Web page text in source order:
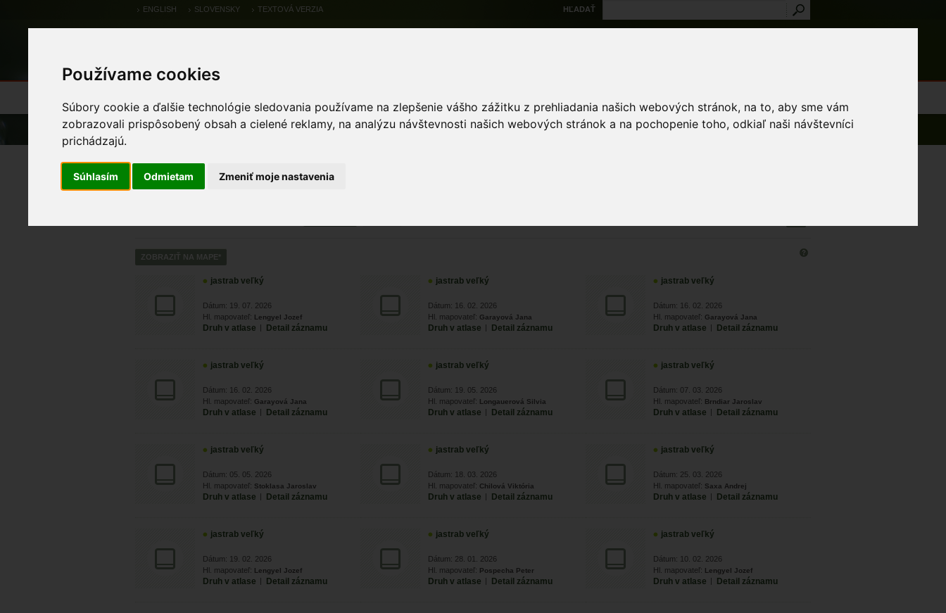
Používame cookies
Súbory cookie a ďalšie technológie sledovania používame na zlepšenie vášho zážitku z prehliadania našich webových stránok, na to, aby sme vám
zobrazovali prispôsobený obsah a cielené reklamy, na analýzu návštevnosti našich webových stránok a na pochopenie toho, odkiaľ naši návštevníci
prichádzajú.
Súhlasím Odmietam Zmeniť moje nastavenia
ENGLISH SLOVENSKY TEXTOVÁ VERZIA HĽADAŤ
Úvod Pozorovania a výskytové dáta Zoologické záznamy
Zoologické výskytové záznamy
jastrab veľký
Dátum: 19. 07. 2026
Hl. mapovateľ: Lengyel Jozef
Druh v atlase | Detail záznamu
jastrab veľký
Dátum: 16. 02. 2026
Hl. mapovateľ: Garayová Jana
Druh v atlase | Detail záznamu
jastrab veľký
Dátum: 16. 02. 2026
Hl. mapovateľ: Garayová Jana
Druh v atlase | Detail záznamu
jastrab veľký
Dátum: 16. 02. 2026
Hl. mapovateľ: Garayová Jana
Druh v atlase | Detail záznamu
jastrab veľký
Dátum: 19. 05. 2026
Hl. mapovateľ: Longauerová Silvia
Druh v atlase | Detail záznamu
jastrab veľký
Dátum: 07. 03. 2026
Hl. mapovateľ: Brndiar Jaroslav
Druh v atlase | Detail záznamu
jastrab veľký
Dátum: 05. 05. 2026
Hl. mapovateľ: Stoklasa Jaroslav
Druh v atlase | Detail záznamu
jastrab veľký
Dátum: 18. 03. 2026
Hl. mapovateľ: Chilová Viktória
Druh v atlase | Detail záznamu
jastrab veľký
Dátum: 25. 03. 2026
Hl. mapovateľ: Saxa Andrej
Druh v atlase | Detail záznamu
jastrab veľký
Dátum: 19. 02. 2026
Hl. mapovateľ: Lengyel Jozef
Druh v atlase | Detail záznamu
jastrab veľký
Dátum: 28. 01. 2026
Hl. mapovateľ: Pospecha Peter
Druh v atlase | Detail záznamu
jastrab veľký
Dátum: 10. 02. 2026
Hl. mapovateľ: Lengyel Jozef
Druh v atlase | Detail záznamu